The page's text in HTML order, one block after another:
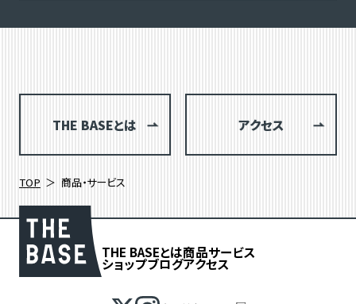
THE BASEとは アクセス
TOP 商品・サービス
THE BASEとは商品サービス
ショップブログアクセス